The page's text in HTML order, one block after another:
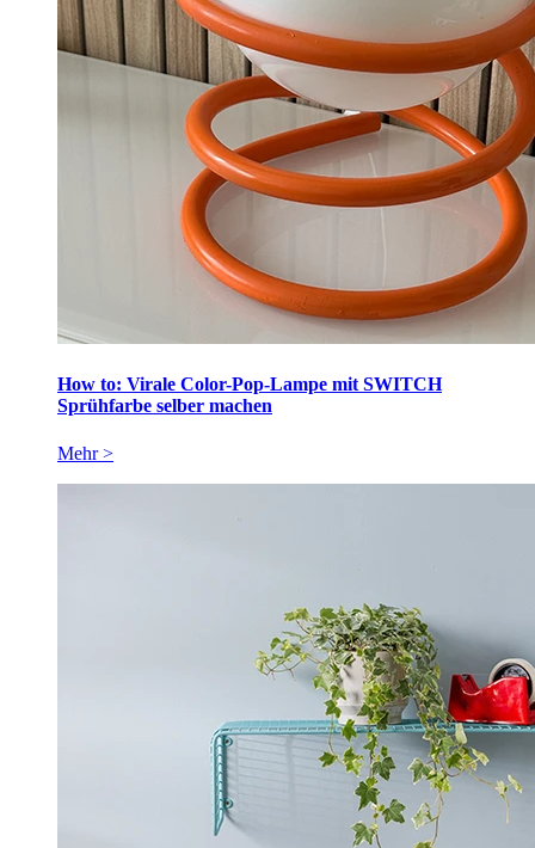
How to: Virale Color-Pop-Lampe mit SWITCH
Sprühfarbe selber machen
Mehr >